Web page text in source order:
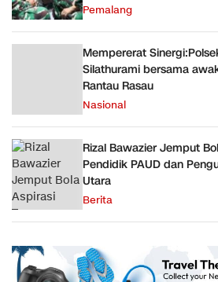
Pemalang
Mempererat
Silathurami bersama
Rantau Rasau
Nasional
Rizal Bawazier Jemput
Pendidik PAUD dan
Utara
Berita